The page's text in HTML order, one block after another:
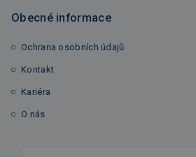
Obecné informace
Ochrana osobních údajů
Kontakt
Kariéra
O nás